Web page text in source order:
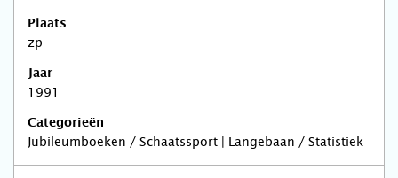
Plaats
zp
Jaar
1991
Categorieën
Jubileumboeken / Schaatssport | Langebaan / Statistiek